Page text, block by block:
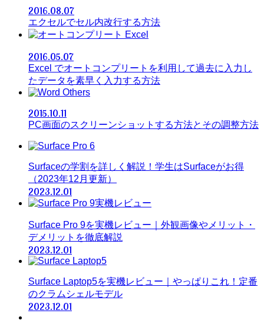
2016.08.07
エクセルでセル内改行する方法
Excel
2016.05.07
Excel でオートコンプリートを利用して過去に入力し
たデータを素早く入力する方法
Others
2015.10.11
PC画面のスクリーンショットする方法とその調整方法
Surfaceの学割を詳しく解説！学生はSurfaceがお得
（2023年12月更新）
2023.12.01
Surface Pro 9を実機レビュー｜外観画像やメリット・
デメリットを徹底解説
2023.12.01
Surface Laptop5を実機レビュー｜やっぱりこれ！定番
のクラムシェルモデル
2023.12.01